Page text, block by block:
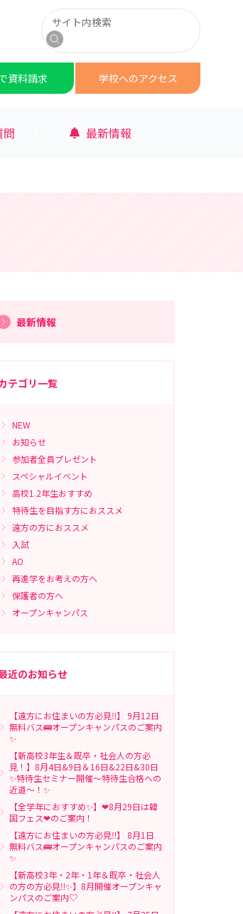
サイト内検索
検索
資料請求 学校へのアクセス
問 最新情報
最新情報
テゴリ一覧
NEW
お知らせ
参加者全員プレゼント
スペシャルイベント
高校1.2年生おすすめ
特待生を目指す方におススメ
遠方の方におススメ
入試
AO
再進学をお考えの方へ
保護者の方へ
オープンキャンパス
近のお知らせ
【遠方にお住まいの方必見‼】 9月12日
無料バス🚌オープンキャンパスのご案内
✨
【新高校3年生＆既卒・社会人の方必
見！】8月4日&9日＆16日&22日&30日
✨特待生セミナー開催～特待生合格への
近道～！✨
【全学年におすすめ✨】❤8月29日は韓
国フェス❤のご案内！
【遠方にお住まいの方必見‼】 8月1日
無料バス🚌オープンキャンパスのご案内
✨
【新高校3年・2年・1年＆既卒・社会人
の方の方必見‼✨】8月開催オープンキャ
ンパスのご案内♡